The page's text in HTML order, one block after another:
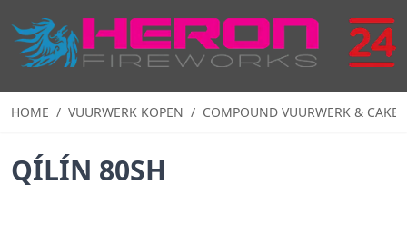
HOME / VUURWERK KOPEN / COMPOUND VUURWERK & CAKE
QÍLÍN 80SH